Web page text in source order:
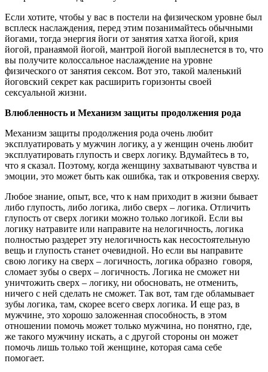
Если хотите, чтобы у вас в постели на физическом уровне был
всплеск наслаждения, перед этим позанимайтесь обычными
йогами, тогда энергия йоги от занятия хатха йогой, крия
йогой, пранаямой йогой, мантрой йогой выплеснется в то, что
вы получите колоссальное наслаждение на уровне
физического от занятия сексом. Вот это, такой маленький
йоговский секрет как расширить горизонты своей
сексуальной жизни.
Влюбленность и Механизм защиты продолжения рода
Механизм защиты продолжения рода очень любит
эксплуатировать у мужчин логику, а у женщин очень любит
эксплуатировать глупость и сверх логику. Вдумайтесь в то,
что я сказал. Поэтому, когда женщину захватывают чувства и
эмоции, это может быть как ошибка, так и откровения сверху.
Любое знание, опыт, все, что к нам приходит в жизни бывает
либо глупость, либо логика, либо сверх – логика. Отличить
глупость от сверх логики можно только логикой. Если вы
логику натравите или направите на нелогичность, логика
полностью раздерет эту нелогичность как несостоятельную
вещь и глупость станет очевидной. Но если вы направите
свою логику на сверх – логичность, логика образно говоря,
сломает зубы о сверх – логичность. Логика не сможет ни
уничтожить сверх – логику, ни обосновать, не отменить,
ничего с ней сделать не сможет. Так вот, там где обламывает
зубы логика, там, скорее всего сверх логика. И еще раз, в
мужчине, это хорошо заложенная способность, в этом
отношении помочь может только мужчина, но понятно, где,
же такого мужчину искать, а с другой стороны он может
помочь лишь только той женщине, которая сама себе
помогает.